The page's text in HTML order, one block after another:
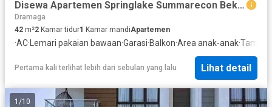
Disewa Apartemen Springlake Summarecon Bekasi 2 KT Full Furnish
Dramaga
42 m²2 Kamar tidur1 Kamar mandiApartemen
·AC·Lemari pakaian bawaan·Garasi·Balkon·Area anak-anak·Taman
Pertama kali terlihat lebih dari sebulan yang lalu Lihat detail
1 /10